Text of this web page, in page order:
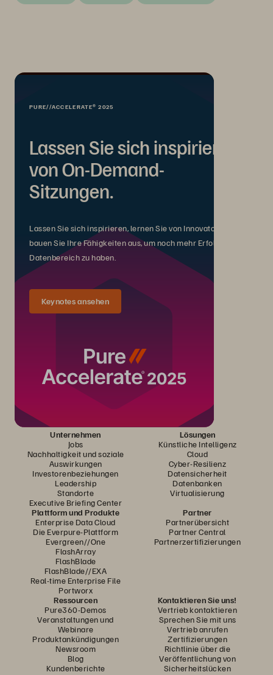
PURE//ACCELERATE® 2025
Lassen Sie sich inspirieren
von On-Demand-
Sitzungen.
Lassen Sie sich inspirieren, lernen Sie von Innovatoren und
bauen Sie Ihre Fähigkeiten aus, um noch mehr Erfolg im
Datenbereich zu haben.
Keynotes ansehen
Unternehmen
Jobs
Nachhaltigkeit und soziale
Auswirkungen
Investorenbeziehungen
Leadership
Standorte
Executive Briefing Center
Lösungen
Künstliche Intelligenz
Cloud
Cyber-Resilienz
Datensicherheit
Datenbanken
Virtualisierung
Plattform und Produkte
Enterprise Data Cloud
Die Everpure-Plattform
Evergreen//One
FlashArray
FlashBlade
FlashBlade//EXA
Real-time Enterprise File
Portworx
Partner
Partnerübersicht
Partner Central
Partnerzertifizierungen
Ressourcen
Pure360-Demos
Veranstaltungen und
Webinare
Produktankündigungen
Newsroom
Blog
Kundenberichte
Kontaktieren Sie uns!
Vertrieb kontaktieren
Sprechen Sie mit uns
Vertrieb anrufen
Zertifizierungen
Richtlinie über die
Veröffentlichung von
Sicherheitslücken